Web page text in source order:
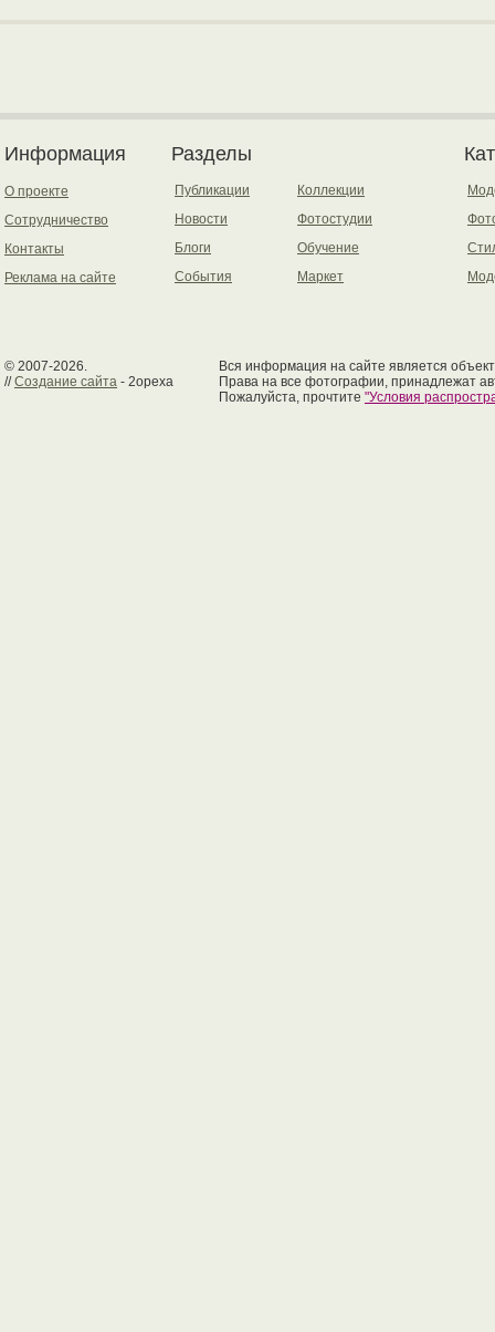
Информация
О проекте
Сотрудничество
Контакты
Реклама на сайте
Разделы
Публикации
Новости
Блоги
События
Коллекции
Фотостудии
Обучение
Маркет
© 2007-2026.
//Создание сайта - 2opexa
Вся информация на сайте является
Права на все фотографии, принадлежат
Пожалуйста, прочтите "Условия